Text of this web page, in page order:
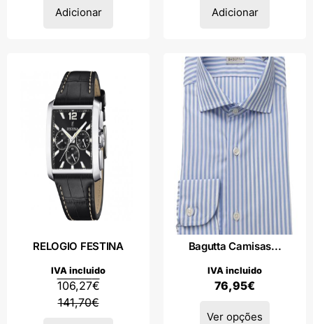
Adicionar Adicionar
RELOGIO FESTINA
141,70€
106,27€
IVA incluido
Bagutta Camisas...
76,95€
IVA incluido
Ver opções